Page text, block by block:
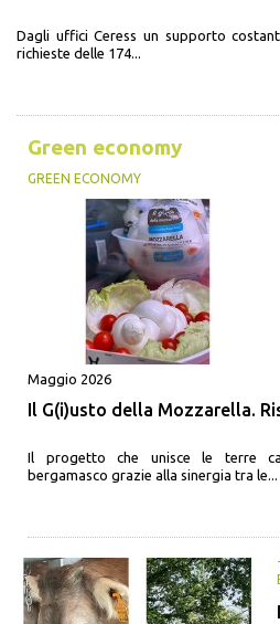
Dagli uffici Ceress un supporto
richieste delle 174...
Green economy
GREEN ECONOMY
Maggio 2026
Il G(i)usto della Mozzarella.
Il progetto che unisce le terre
bergamasco grazie alla sinergia tra le...